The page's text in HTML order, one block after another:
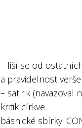
– liší se od
a pravidelnost
– satirik (navazoval
kritik církve
básnické sbírky: